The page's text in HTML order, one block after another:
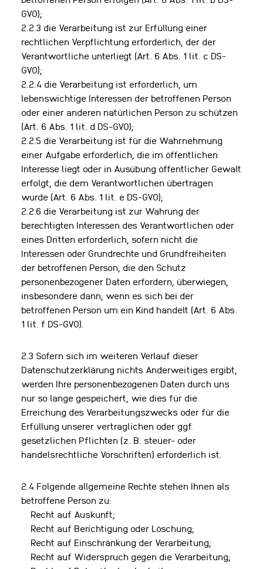
GVO);
2.2.3 die Verarbeitung ist zur Erfüllung einer
rechtlichen Verpflichtung erforderlich, der der
Verantwortliche unterliegt (Art. 6 Abs. 1 lit. c DS-
GVO);
2.2.4 die Verarbeitung ist erforderlich, um
lebenswichtige Interessen der betroffenen Person
oder einer anderen natürlichen Person zu schützen
(Art. 6 Abs. 1 lit. d DS-GVO);
2.2.5 die Verarbeitung ist für die Wahrnehmung
einer Aufgabe erforderlich, die im öffentlichen
Interesse liegt oder in Ausübung öffentlicher Gewalt
erfolgt, die dem Verantwortlichen übertragen
wurde (Art. 6 Abs. 1 lit. e DS-GVO);
2.2.6 die Verarbeitung ist zur Wahrung der
berechtigten Interessen des Verantwortlichen oder
eines Dritten erforderlich, sofern nicht die
Interessen oder Grundrechte und Grundfreiheiten
der betroffenen Person, die den Schutz
personenbezogener Daten erfordern, überwiegen,
insbesondere dann, wenn es sich bei der
betroffenen Person um ein Kind handelt (Art. 6 Abs.
1 lit. f DS-GVO).
2.3 Sofern sich im weiteren Verlauf dieser
Datenschutzerklärung nichts Anderweitiges ergibt,
werden Ihre personenbezogenen Daten durch uns
nur so lange gespeichert, wie dies für die
Erreichung des Verarbeitungszwecks oder für die
Erfüllung unserer vertraglichen oder ggf.
gesetzlichen Pflichten (z. B. steuer- oder
handelsrechtliche Vorschriften) erforderlich ist.
2.4 Folgende allgemeine Rechte stehen Ihnen als
betroffene Person zu:
Recht auf Auskunft;
Recht auf Berichtigung oder Löschung;
Recht auf Einschränkung der Verarbeitung;
Recht auf Widerspruch gegen die Verarbeitung;